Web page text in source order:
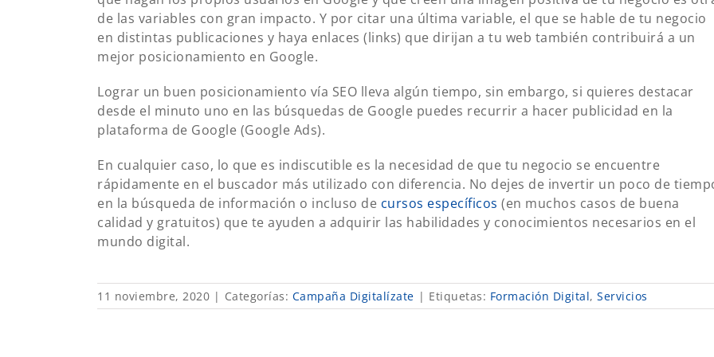
de las variables con gran impacto. Y por citar una última variable, el que se hable de tu negocio
en distintas publicaciones y haya enlaces (links) que dirijan a tu web también contribuirá a un
mejor posicionamiento en Google.
Lograr un buen posicionamiento vía SEO lleva algún tiempo, sin embargo, si quieres destacar
desde el minuto uno en las búsquedas de Google puedes recurrir a hacer publicidad en la
plataforma de Google (Google Ads).
En cualquier caso, lo que es indiscutible es la necesidad de que tu negocio se encuentre
rápidamente en el buscador más utilizado con diferencia. No dejes de invertir un poco de
en la búsqueda de información o incluso de cursos específicos (en muchos casos de buena
calidad y gratuitos) que te ayuden a adquirir las habilidades y conocimientos necesarios en el
mundo digital.
11 noviembre, 2020 | Categorías: Campaña Digitalízate | Etiquetas: Formación Digital, Servicios